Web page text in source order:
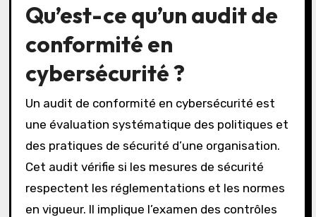
Qu’est-ce qu’un audit de
conformité en
cybersécurité ?
Un audit de conformité en cybersécurité est
une évaluation systématique des politiques et
des pratiques de sécurité d’une organisation.
Cet audit vérifie si les mesures de sécurité
respectent les réglementations et les normes
en vigueur. Il implique l’examen des contrôles